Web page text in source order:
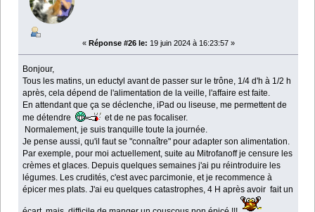
« Réponse #26 le: 19 juin 2024 à 16:23:57 »
Bonjour,
Tous les matins, un eductyl avant de passer sur le trône, 1/4 d'h à 1/2 h
après, cela dépend de l'alimentation de la veille, l'affaire est faite.
En attendant que ça se déclenche, iPad ou liseuse, me permettent de
me détendre
et de ne pas focaliser.
Normalement, je suis tranquille toute la journée.
Je pense aussi, qu'il faut se "connaître" pour adapter son alimentation.
Par exemple, pour moi actuellement, suite au Mitrofanoff je censure les
crèmes et glaces. Depuis quelques semaines j'ai pu réintroduire les
légumes. Les crudités, c'est avec parcimonie, et je recommence à
épicer mes plats. J'ai eu quelques catastrophes, 4 H après avoir fait un